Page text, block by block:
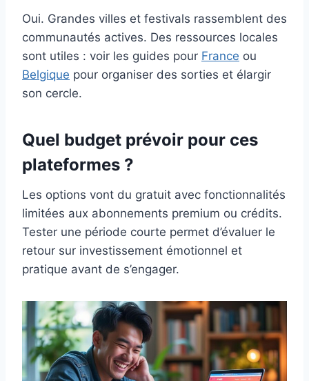
Oui. Grandes villes et festivals rassemblent des
communautés actives. Des ressources locales
sont utiles : voir les guides pour France ou
Belgique pour organiser des sorties et élargir
son cercle.
Quel budget prévoir pour ces
plateformes ?
Les options vont du gratuit avec fonctionnalités
limitées aux abonnements premium ou crédits.
Tester une période courte permet d’évaluer le
retour sur investissement émotionnel et
pratique avant de s’engager.